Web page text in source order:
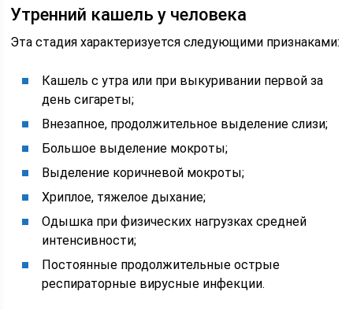
Утренний кашель у человека
Эта стадия характеризуется следующими признаками:
Кашель с утра или при выкуривании первой за
день сигареты;
Внезапное, продолжительное выделение слизи;
Большое выделение мокроты;
Выделение коричневой мокроты;
Хриплое, тяжелое дыхание;
Одышка при физических нагрузках средней
интенсивности;
Постоянные продолжительные острые
респираторные вирусные инфекции.